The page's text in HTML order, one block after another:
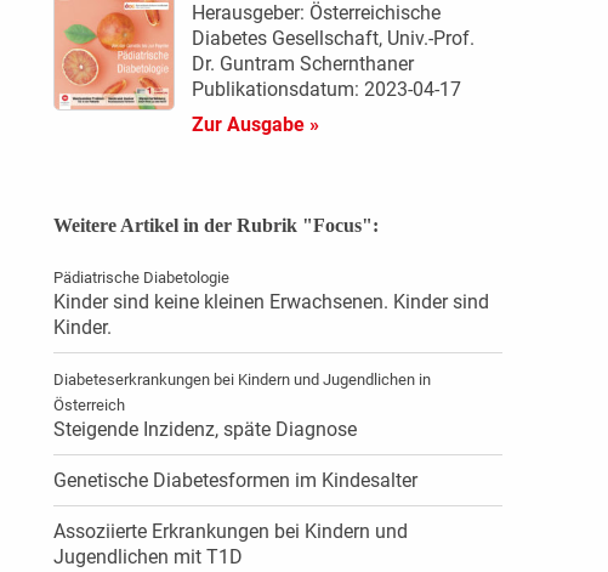
Herausgeber: Österreichische
Diabetes Gesellschaft, Univ.-Prof.
Dr. Guntram Schernthaner
Publikationsdatum: 2023-04-17
Zur Ausgabe »
Weitere Artikel in der Rubrik "Focus":
Pädiatrische Diabetologie
Kinder sind keine kleinen Erwachsenen. Kinder sind
Kinder.
Diabeteserkrankungen bei Kindern und Jugendlichen in
Österreich
Steigende Inzidenz, späte Diagnose
Genetische Diabetesformen im Kindesalter
Assoziierte Erkrankungen bei Kindern und
Jugendlichen mit T1D